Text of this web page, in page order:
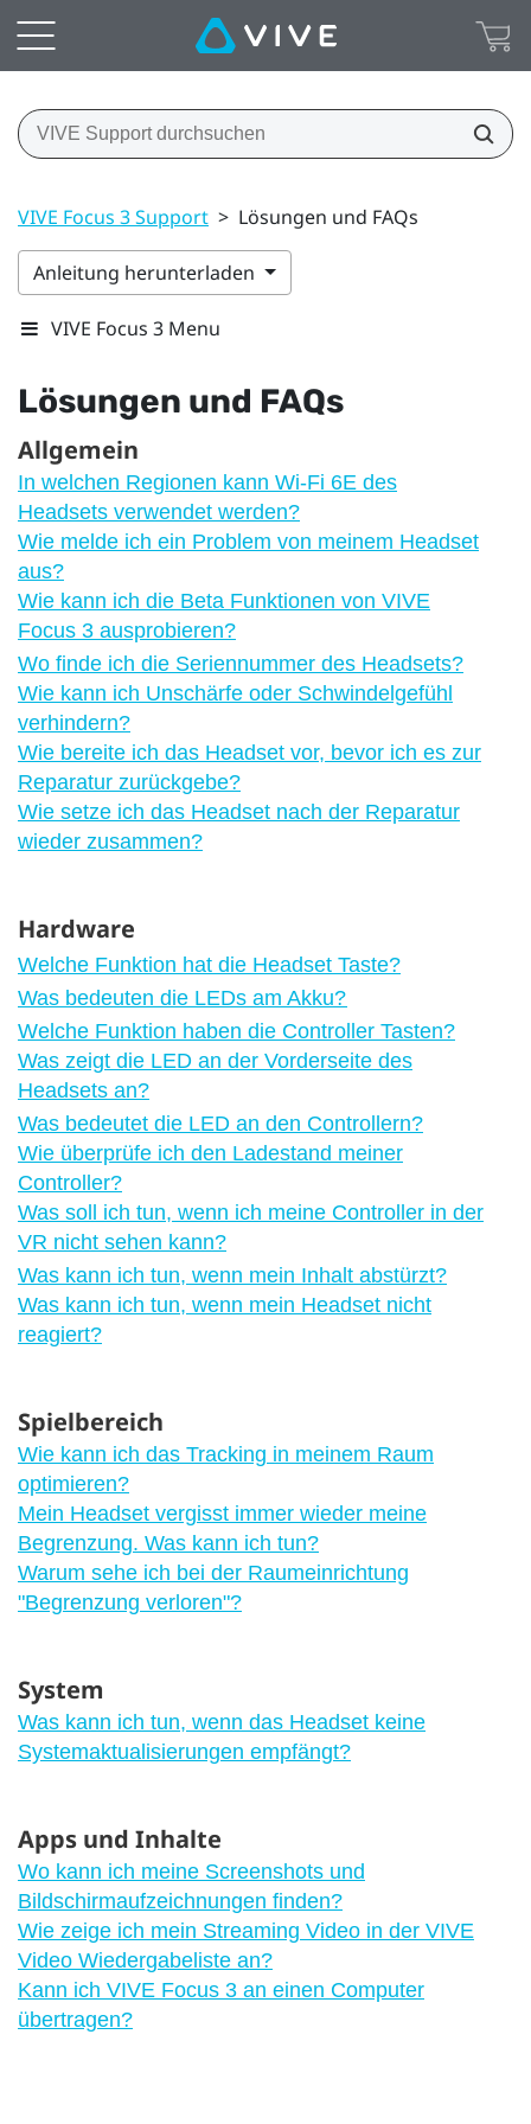
VIVE Focus 3 Support > Lösungen und FAQs
Anleitung herunterladen
VIVE Focus 3 Menu
Lösungen und FAQs
Allgemein
In welchen Regionen kann Wi-Fi 6E des
Headsets verwendet werden?
Wie melde ich ein Problem von meinem Headset
aus?
Wie kann ich die Beta Funktionen von VIVE
Focus 3 ausprobieren?
Wo finde ich die Seriennummer des Headsets?
Wie kann ich Unschärfe oder Schwindelgefühl
verhindern?
Wie bereite ich das Headset vor, bevor ich es zur
Reparatur zurückgebe?
Wie setze ich das Headset nach der Reparatur
wieder zusammen?
Hardware
Welche Funktion hat die Headset Taste?
Was bedeuten die LEDs am Akku?
Welche Funktion haben die Controller Tasten?
Was zeigt die LED an der Vorderseite des
Headsets an?
Was bedeutet die LED an den Controllern?
Wie überprüfe ich den Ladestand meiner
Controller?
Was soll ich tun, wenn ich meine Controller in der
VR nicht sehen kann?
Was kann ich tun, wenn mein Inhalt abstürzt?
Was kann ich tun, wenn mein Headset nicht
reagiert?
Spielbereich
Wie kann ich das Tracking in meinem Raum
optimieren?
Mein Headset vergisst immer wieder meine
Begrenzung. Was kann ich tun?
Warum sehe ich bei der Raumeinrichtung
"‍Begrenzung verloren"‍?
System
Was kann ich tun, wenn das Headset keine
Systemaktualisierungen empfängt?
Apps und Inhalte
Wo kann ich meine Screenshots und
Bildschirmaufzeichnungen finden?
Wie zeige ich mein Streaming Video in der VIVE
Video Wiedergabeliste an?
Kann ich VIVE Focus 3 an einen Computer
übertragen?